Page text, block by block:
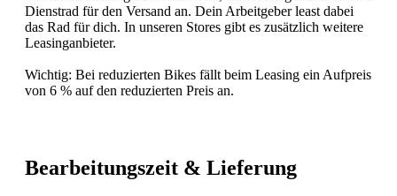
Dienstrad für den Versand an. Dein Arbeitgeber least dabei
das Rad für dich. In unseren Stores gibt es zusätzlich weitere
Leasinganbieter.
Wichtig: Bei reduzierten Bikes fällt beim Leasing ein Aufpreis
von 6 % auf den reduzierten Preis an.
Bearbeitungszeit & Lieferung